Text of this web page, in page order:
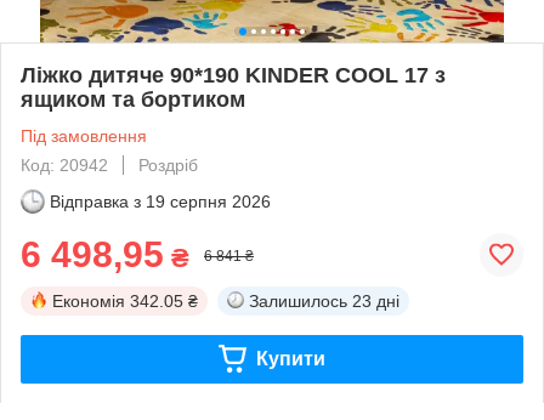
Ліжко дитяче 90*190 KINDER COOL 17 з
ящиком та бортиком
Під замовлення
Код: 20942
Роздріб
Відправка з 19 серпня 2026
6 498,95 ₴ 6 841 ₴
Економія 342.05 ₴ Залишилось 23 дні
Купити